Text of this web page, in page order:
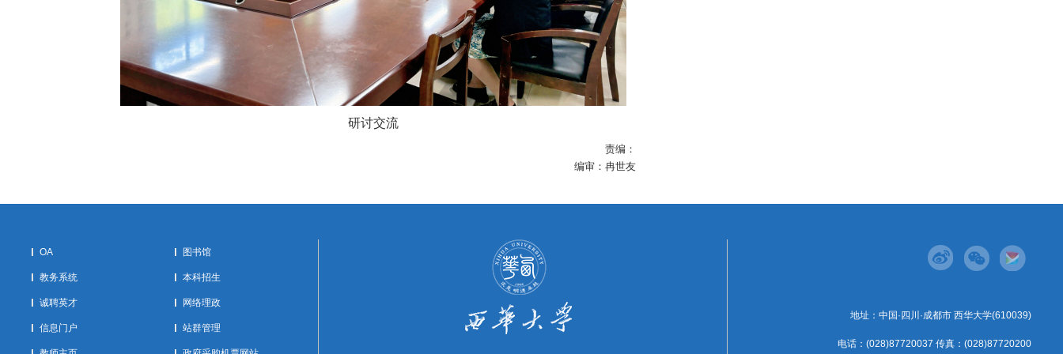
研讨交流
责编：
编审：冉世友
OA 图书馆
教务系统 本科招生
诚聘英才 网络理政
信息门户 站群管理
地址：中国·四川·成都市 西华大学(610039)
电话：(028)87720037 传真：(028)87720200